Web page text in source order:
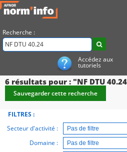
Recherche :
Accédez aux
tutoriels
6 résultats pour : "NF DTU
Sauvegarder cette recherche
FILTRES :
Secteur d'activité :
Domaine :